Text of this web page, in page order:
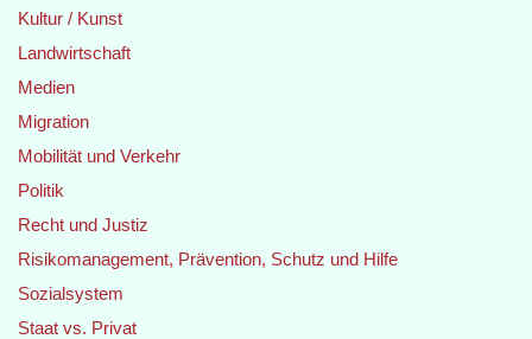
Kultur / Kunst
Landwirtschaft
Medien
Migration
Mobilität und Verkehr
Politik
Recht und Justiz
Risikomanagement, Prävention, Schutz und Hilfe
Sozialsystem
Staat vs. Privat